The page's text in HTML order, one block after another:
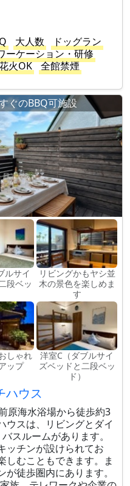
大人数
ドッグラン
ーケーション・研修
火OK
全館禁煙
ぐのBBQ可施設
ルサイ
段ベッ
リビングかもヤシ並
木の景色を楽しめま
す
しゃれ
ップ
洋室C（ダブルサイ
ズベッドと二段ベッ
ド）
ハウス
原海水浴場から徒歩約3
ウスは、リビングとダイ
スルームがあります。
ッチンが設けられてお
しむこともできます。ま
徒歩圏内にあります。